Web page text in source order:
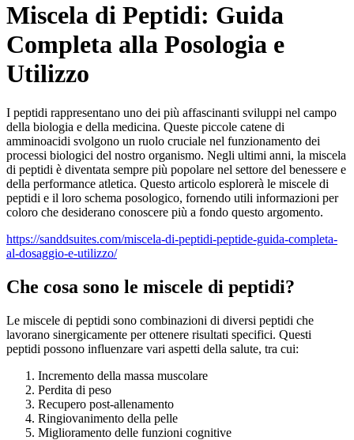
Miscela di Peptidi: Guida
Completa alla Posologia e
Utilizzo
I peptidi rappresentano uno dei più affascinanti sviluppi nel campo
della biologia e della medicina. Queste piccole catene di
amminoacidi svolgono un ruolo cruciale nel funzionamento dei
processi biologici del nostro organismo. Negli ultimi anni, la miscela
di peptidi è diventata sempre più popolare nel settore del benessere e
della performance atletica. Questo articolo esplorerà le miscele di
peptidi e il loro schema posologico, fornendo utili informazioni per
coloro che desiderano conoscere più a fondo questo argomento.
https://sanddsuites.com/miscela-di-peptidi-peptide-guida-completa-
al-dosaggio-e-utilizzo/
Che cosa sono le miscele di peptidi?
Le miscele di peptidi sono combinazioni di diversi peptidi che
lavorano sinergicamente per ottenere risultati specifici. Questi
peptidi possono influenzare vari aspetti della salute, tra cui:
Incremento della massa muscolare
Perdita di peso
Recupero post-allenamento
Ringiovanimento della pelle
Miglioramento delle funzioni cognitive